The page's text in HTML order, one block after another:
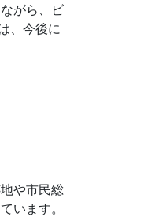
がら、ビ
、今後に
や市民総
います。